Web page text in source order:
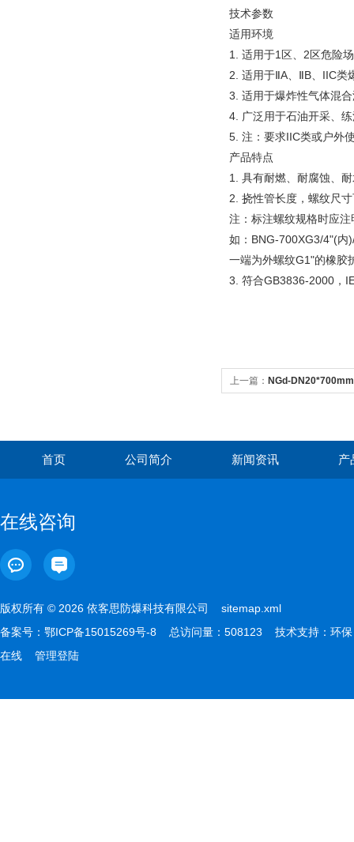
技术参数
适用环境
1. 适用于1区、2区危险
2. 适用于ⅡA、ⅡB、IIC类
3. 适用于爆炸性气体混
4. 广泛用于石油开采、
5. 注：要求IIC类或户外
产品特点
1. 具有耐燃、耐腐蚀、
2. 挠性管长度，螺纹尺
注：标注螺纹规格时应
如：BNG-700XG3/4"(内
一端为外螺纹G1"的橡胶
3. 符合GB3836-2000，
上一篇： NGd-
首页 公司简介 新闻资讯 产
在线咨询
版权所有 © 2026 依客思防爆科技有限公司 sitemap.xml
备案号： 鄂ICP备15015269号-8 总访问量：508123 技术支持： 环保
在线
管理登陆